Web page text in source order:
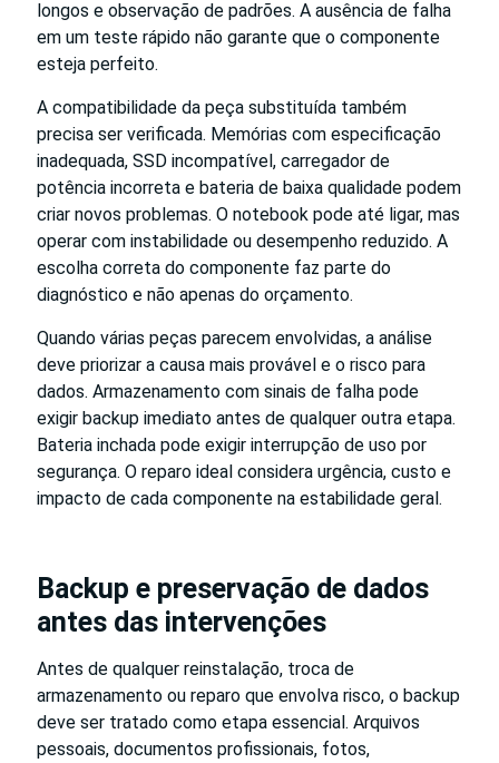
longos e observação de padrões. A ausência de falha
em um teste rápido não garante que o componente
esteja perfeito.
A compatibilidade da peça substituída também
precisa ser verificada. Memórias com especificação
inadequada, SSD incompatível, carregador de
potência incorreta e bateria de baixa qualidade podem
criar novos problemas. O notebook pode até ligar, mas
operar com instabilidade ou desempenho reduzido. A
escolha correta do componente faz parte do
diagnóstico e não apenas do orçamento.
Quando várias peças parecem envolvidas, a análise
deve priorizar a causa mais provável e o risco para
dados. Armazenamento com sinais de falha pode
exigir backup imediato antes de qualquer outra etapa.
Bateria inchada pode exigir interrupção de uso por
segurança. O reparo ideal considera urgência, custo e
impacto de cada componente na estabilidade geral.
Backup e preservação de dados
antes das intervenções
Antes de qualquer reinstalação, troca de
armazenamento ou reparo que envolva risco, o backup
deve ser tratado como etapa essencial. Arquivos
pessoais, documentos profissionais, fotos,